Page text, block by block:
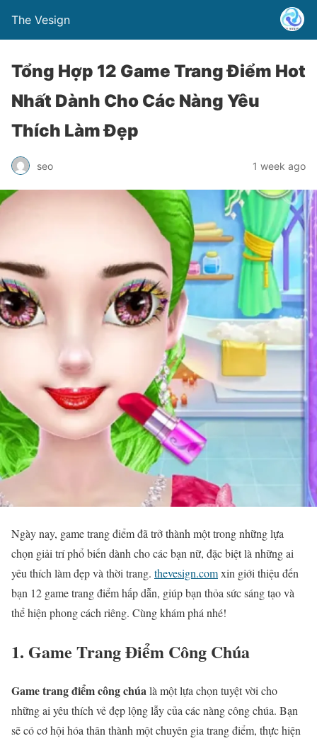
The Vesign
Tổng Hợp 12 Game Trang Điểm Hot
Nhất Dành Cho Các Nàng Yêu
Thích Làm Đẹp
seo 1 week ago
Ngày nay, game trang điểm đã trở thành một trong những lựa
chọn giải trí phổ biến dành cho các bạn nữ, đặc biệt là những ai
yêu thích làm đẹp và thời trang. thevesign.comxin giới thiệu đến
bạn 12 game trang điểm hấp dẫn, giúp bạn thỏa sức sáng tạo và
thể hiện phong cách riêng. Cùng khám phá nhé!
1. Game Trang Điểm Công Chúa
Game trang điểm công chúalà một lựa chọn tuyệt vời cho
những ai yêu thích vẻ đẹp lộng lẫy của các nàng công chúa. Bạn
sẽ có cơ hội hóa thân thành một chuyên gia trang điểm, thực hiện